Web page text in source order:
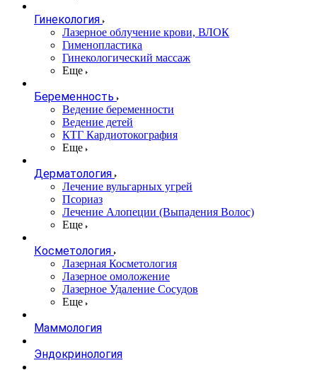
Гинекология
Лазерное облучение крови, ВЛОК
Гименопластика
Гинекологический массаж
Еще
Беременность
Ведение беременности
Ведение детей
КТГ Кардиотокография
Еще
Дерматология
Лечение вульгарных угрей
Псориаз
Лечение Алопеции (Выпадения Волос)
Еще
Косметология
Лазерная Косметология
Лазерное омоложение
Лазерное Удаление Сосудов
Еще
Маммология
Эндокринология